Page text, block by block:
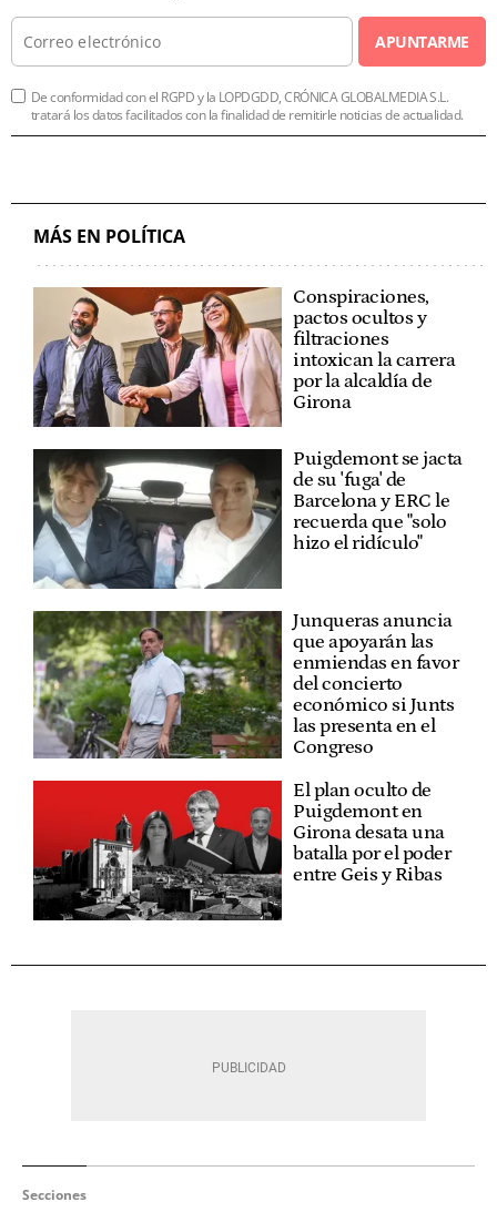
APUNTARME
De conformidad con el RGPD y la LOPDGDD, CRÓNICA GLOBALMEDIA S.L.
tratará los datos facilitados con la finalidad de remitirle noticias de actualidad.
MÁS EN POLÍTICA
Conspiraciones,
pactos ocultos y
filtraciones
intoxican la carrera
por la alcaldía de
Girona
Puigdemont se jacta
de su 'fuga' de
Barcelona y ERC le
recuerda que "solo
hizo el ridículo"
Junqueras anuncia
que apoyarán las
enmiendas en favor
del concierto
económico si Junts
las presenta en el
Congreso
El plan oculto de
Puigdemont en
Girona desata una
batalla por el poder
entre Geis y Ribas
Secciones